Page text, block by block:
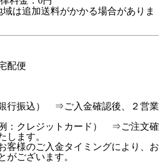
は追加送料がかかる場合がありま
配便
行振込） ⇒ご入金確認後、２営業
例：クレジットカード） ⇒ご注文確
します。
客様のご入金タイミングにより、お
がございます。